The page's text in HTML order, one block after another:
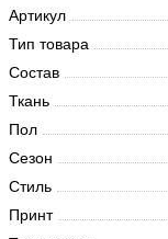
Артикул
Тип товара
Состав
Ткань
Пол
Сезон
Стиль
Принт